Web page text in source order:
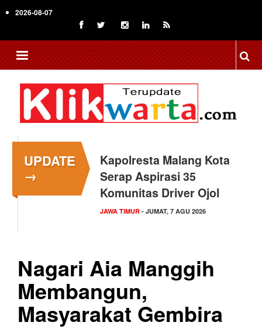
to
content
2026-08-07
UPDATE
→
Kapolresta Malang Kota
Serap Aspirasi 35
Komunitas Driver Ojol
JAWA TIMUR - JUMAT, 7 AGU 2026
Nagari Aia Manggih
Membangun,
Masyarakat Gembira